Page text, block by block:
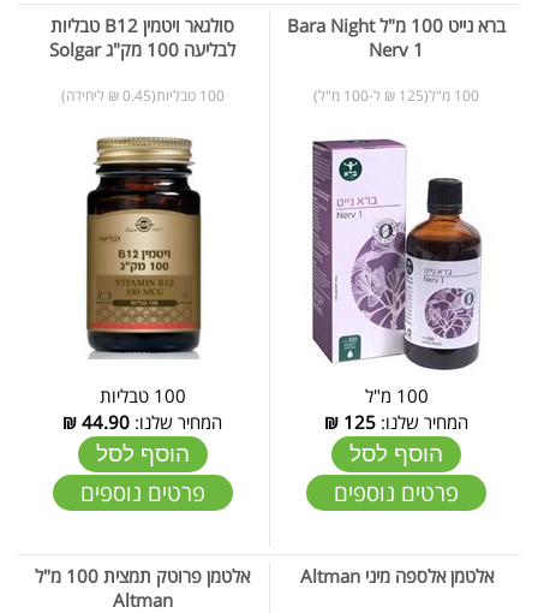
ברא נייט 100 מ"ל Bara Night
Nerv 1
100 מ"ל(125 ₪ ל-100 מ"ל)
100 מ"ל
המחיר שלנו: 125
₪
הוסף לסל
פרטים נוספים
סולגאר ויטמין B12 טבליות
לבליעה 100 מק"ג Solgar
100 טבליות(0.45 ₪ ליחידה)
100 טבליות
המחיר שלנו: 44.90
₪
הוסף לסל
פרטים נוספים
אלטמן אלספה מיני Altman
אלטמן פרוטק תמצית 100 מ"ל
Altman